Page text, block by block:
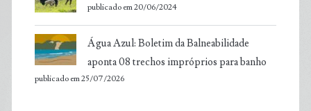
publicado em 20/06/2024
Água Azul: Boletim da Balneabilidade
aponta 08 trechos impróprios para banho
publicado em 25/07/2026